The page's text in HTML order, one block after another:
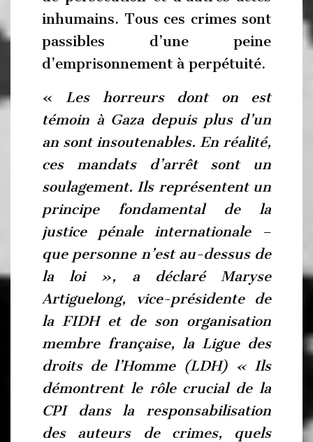
inhumains. Tous ces crimes sont
passibles d’une peine
d’emprisonnement à perpétuité.
«
Les horreurs dont on est
témoin à Gaza depuis plus d’un
an sont insoutenables. En réalité,
ces mandats d’arrêt sont un
soulagement. Ils représentent un
principe fondamental de la
justice pénale internationale –
que personne n’est au-dessus de
la loi », a déclaré Maryse
Artiguelong, vice-présidente de
la FIDH et de son organisation
membre française, la Ligue des
droits de l’Homme (LDH) « Ils
démontrent le rôle crucial de la
CPI dans la responsabilisation
des auteurs de crimes, quels